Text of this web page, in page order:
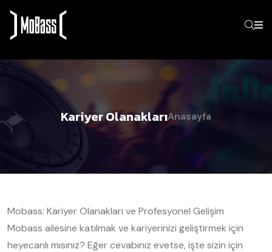
Kariyer OlanaklarıAnasayfa
Mobass: Kariyer Olanakları ve Profesyonel Gelişim
Mobass ailesine katılmak ve kariyerinizi geliştirmek için
heyecanlı mısınız? Eğer cevabınız evetse, işte sizin için